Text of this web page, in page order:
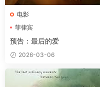
电影
菲律宾
预告：最后的爱
2026-03-06